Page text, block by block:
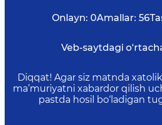
Onlayn: 0Amallar: 56
Veb-saytdagi
Diqqat! Agar siz matnda
ma’muriyatni xabardor qilish
pastda hosil bo‘ladigan